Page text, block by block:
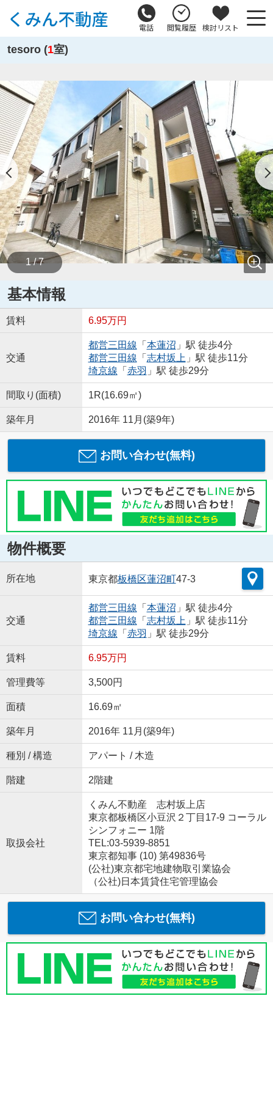
電話 閲覧履歴 検討リスト
tesoro (1室)
1 / 7
基本情報
賃料 6.95万円
交通
都営三田線 「 本蓮沼 」駅 徒歩4分
都営三田線 「 志村坂上 」駅 徒歩11分
埼京線 「 赤羽 」駅 徒歩29分
間取り(面積) 1R(16.69㎡)
築年月 2016年 11月(築9年)
お問い合わせ(無料)
物件概要
所在地 東京都板橋区蓮沼町47-3
交通
都営三田線 「 本蓮沼 」駅 徒歩4分
都営三田線 「 志村坂上 」駅 徒歩11分
埼京線 「 赤羽 」駅 徒歩29分
賃料 6.95万円
管理費等 3,500円
面積 16.69㎡
築年月 2016年 11月(築9年)
種別 / 構造 アパート / 木造
階建 2階建
取扱会社
くみん不動産 志村坂上店
東京都板橋区小豆沢２丁目17-9 コーラル
シンフォニー 1階
TEL:03-5939-8851
東京都知事 (10) 第49836号
(公社)東京都宅地建物取引業協会
（公社)日本賃貸住宅管理協会
お問い合わせ(無料)